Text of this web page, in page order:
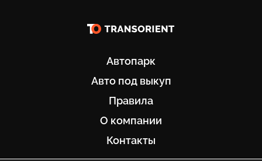
Автопарк
Авто под выкуп
Правила
О компании
Контакты